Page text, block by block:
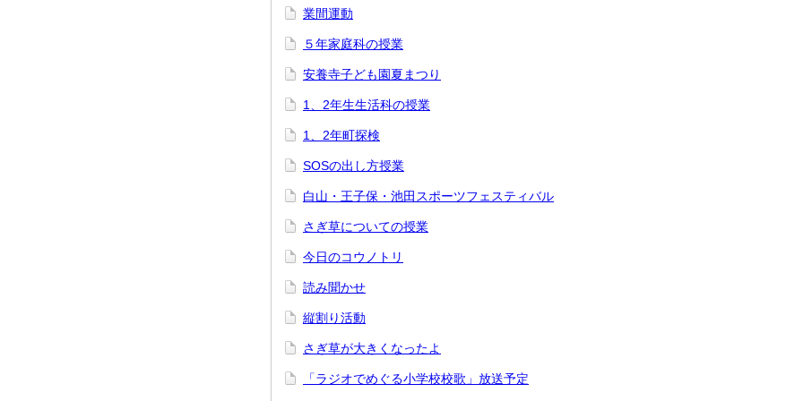
業間運動
５年家庭科の授業
安養寺子ども園夏まつり
1、2年生生活科の授業
1、2年町探検
SOSの出し方授業
白山・王子保・池田スポーツフェスティバル
さぎ草についての授業
今日のコウノトリ
読み聞かせ
縦割り活動
さぎ草が大きくなったよ
「ラジオでめぐる小学校校歌」放送予定